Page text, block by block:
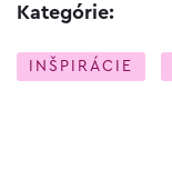
Kategórie:
INŠPIRÁCIE